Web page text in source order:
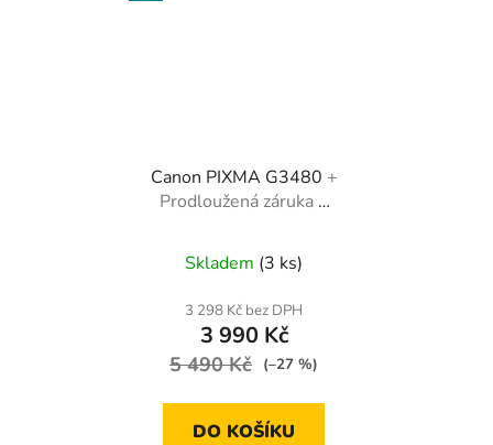
Canon PIXMA G3480 +
Prodloužená záruka +
Skladem (3 ks)
3 298 Kč bez DPH
3 990 Kč
5 490 Kč (–27 %)
DO KOŠÍKU